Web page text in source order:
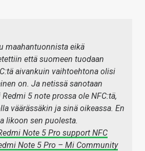
maahantuonnista eikä
että suomeen tuodaan
aivankuin vaihtoehtona olisi
on. Ja netissä sanotaan
5 note prossa ole NFC:tä,
väärässäkin ja sinä oikeassa. En
likoon sen puolesta.
Note 5 Pro support NFC
Note 5 Pro – Mi Community